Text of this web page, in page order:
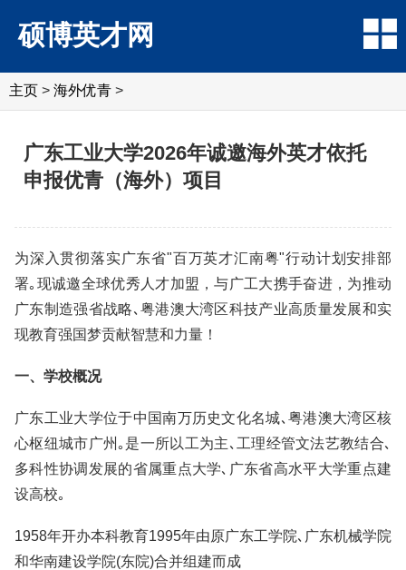
硕博英才网
主页 > 海外优青 >
广东工业大学2026年诚邀海外英才依托
申报优青（海外）项目
为深入贯彻落实广东省"百万英才汇南粤"行动计划安排部
署｡现诚邀全球优秀人才加盟，与广工大携手奋进，为推动
广东制造强省战略､粤港澳大湾区科技产业高质量发展和实
现教育强国梦贡献智慧和力量！
一、学校概况
广东工业大学位于中国南万历史文化名城､粤港澳大湾区核
心枢纽城市广州｡是一所以工为主､工理经管文法艺教结合､
多科性协调发展的省属重点大学､广东省高水平大学重点建
设高校｡
1958年开办本科教育1995年由原广东工学院､广东机械学院
和华南建设学院(东院)合并组建而成